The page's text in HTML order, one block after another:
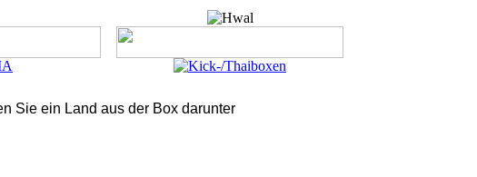
Sie ein Land aus der Box darunter